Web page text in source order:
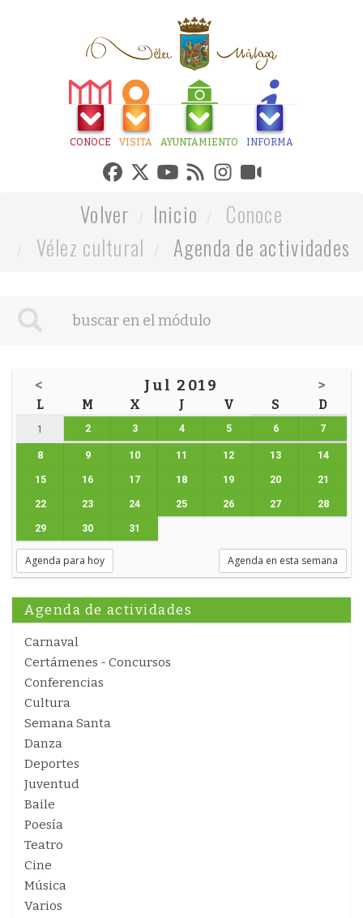
CONOCE VISITA AYUNTAMIENTO INFORMA
Volver Inicio
Conoce
Vélez cultural
Agenda de actividades
< Jul 2019 >
L M X J V S D
1 2 3 4 5 6 7
8 9 10 11 12 13 14
15 16 17 18 19 20 21
22 23 24 25 26 27 28
29 30 31
Agenda para hoy Agenda en esta semana
Agenda de actividades
Carnaval
Certámenes - Concursos
Conferencias
Cultura
Semana Santa
Danza
Deportes
Juventud
Baile
Poesía
Teatro
Cine
Música
Varios